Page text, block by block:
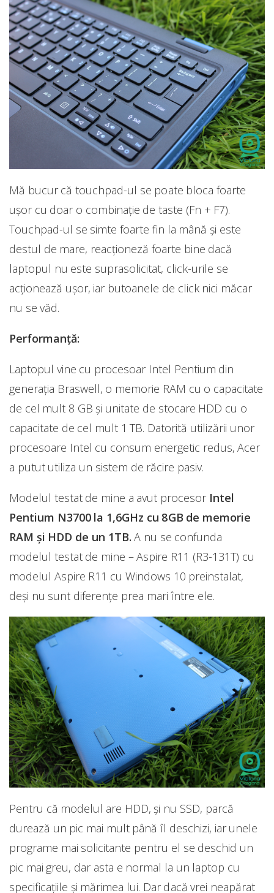
Mă bucur că touchpad-ul se poate bloca foarte
ușor cu doar o combinație de taste (Fn + F7).
Touchpad-ul se simte foarte fin la mână și este
destul de mare, reacționeză foarte bine dacă
laptopul nu este suprasolicitat, click-urile se
acționează ușor, iar butoanele de click nici măcar
nu se văd.
Performanță:
Laptopul vine cu procesoar Intel Pentium din
generația Braswell, o memorie RAM cu o capacitate
de cel mult 8 GB și unitate de stocare HDD cu o
capacitate de cel mult 1 TB. Datorită utilizării unor
procesoare Intel cu consum energetic redus, Acer
a putut utiliza un sistem de răcire pasiv.
Modelul testat de mine a avut procesor Intel
Pentium N3700 la 1,6GHz cu 8GB de memorie
RAM și HDD de un 1TB. A nu se confunda
modelul testat de mine – Aspire R11 (R3-131T) cu
modelul Aspire R11 cu Windows 10 preinstalat,
deși nu sunt diferențe prea mari între ele.
Pentru că modelul are HDD, și nu SSD, parcă
durează un pic mai mult până îl deschizi, iar unele
programe mai solicitante pentru el se deschid un
pic mai greu, dar asta e normal la un laptop cu
specificațiile și mărimea lui. Dar dacă vrei neapărat